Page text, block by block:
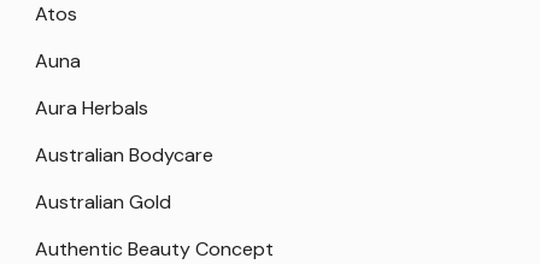
Atos
Auna
Aura Herbals
Australian Bodycare
Australian Gold
Authentic Beauty Concept